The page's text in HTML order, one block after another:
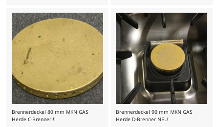
Brennerdeckel 80 mm MKN GAS
Herde C-Brenner!!!
Brennerdeckel 90 mm MKN GAS
Herde D-Brenner NEU